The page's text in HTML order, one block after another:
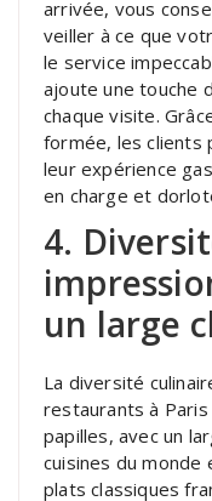
arrivée, vous
veiller à ce que
le service
ajoute une touche
chaque visite.
formée, les clients
leur expérience
en charge et
4.
un large
La diversité
restaurants à
papilles, avec un
cuisines du monde
plats classiques